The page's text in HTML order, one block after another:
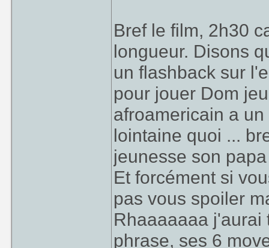
Bref le film, 2h30
longueur. Disons
un flashback sur
pour jouer Dom
afroamericain a
lointaine quoi ...
jeunesse son
Et forcément si
pas vous spoiler
Rhaaaaaaa j'aurai
phrase, ses 6